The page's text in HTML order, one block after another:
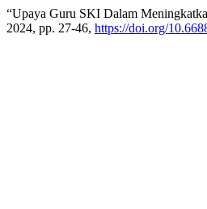
“Upaya Guru SKI Dalam
2024, pp. 27-46, https://doi.org/